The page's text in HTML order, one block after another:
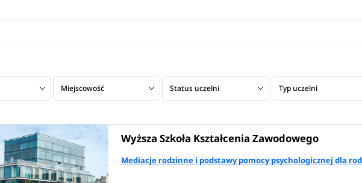
Miejscowość Status uczelni Typ uczelni
Wyższa Szkoła Kształcenia Zawodowego
Mediacje rodzinne i podstawy pomocy psychologicznej dla